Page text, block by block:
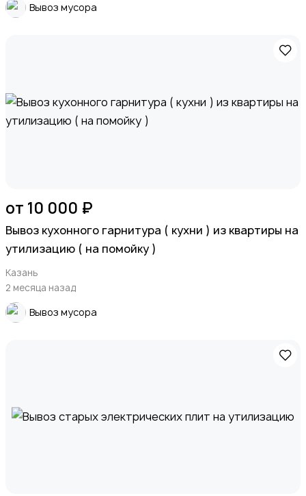
Вывоз мусора
от 10 000 ₽
Вывоз кухонного гарнитура ( кухни ) из квартиры на
утилизацию ( на помойку )
Казань
2 месяца назад
Вывоз мусора